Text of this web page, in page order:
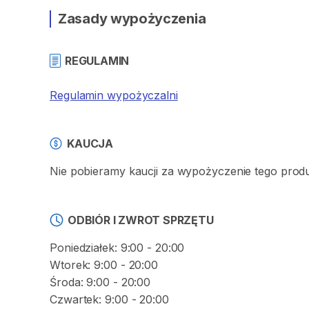
Zasady wypożyczenia
REGULAMIN
Regulamin wypożyczalni
KAUCJA
Nie pobieramy kaucji za wypożyczenie tego
ODBIÓR I ZWROT SPRZĘTU
Poniedziałek: 9:00 - 20:00
Wtorek: 9:00 - 20:00
Środa: 9:00 - 20:00
Czwartek: 9:00 - 20:00